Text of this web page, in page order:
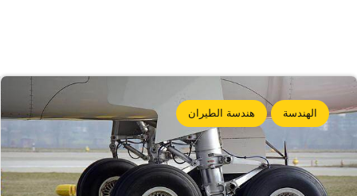
الهندسة هندسة الطيران